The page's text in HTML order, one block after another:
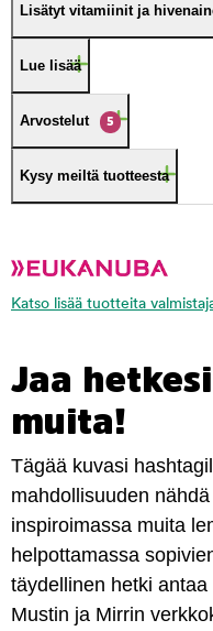
Lisätyt vitamiinit ja
Lue lisää
Arvostelut 5
Kysy meiltä tuotteesta
Katso lisää tuotteita
Jaa
muita!
Tägää kuvasi
mahdollisuuden
inspiroimassa muita
helpottamassa
täydellinen hetki
Mustin ja Mirrin